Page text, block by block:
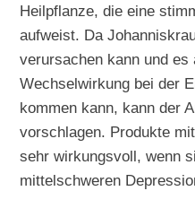
Heilpflanze, die eine
aufweist. Da
verursachen kann und es
Wechselwirkung bei der
kommen kann, kann der
vorschlagen. Produkte
sehr wirkungsvoll, wenn
mittelschweren